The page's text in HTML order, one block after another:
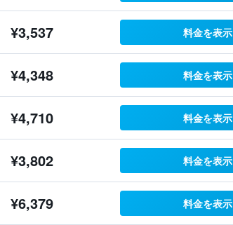
¥3,537 料金を表示
¥4,348 料金を表示
¥4,710 料金を表示
¥3,802 料金を表示
¥6,379 料金を表示